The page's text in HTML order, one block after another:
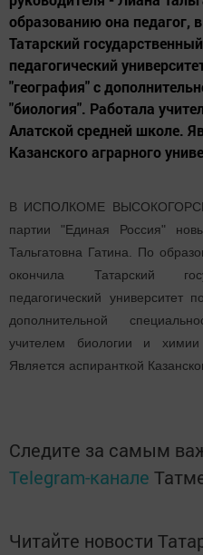
образованию она педагог,
Татарский
педагогический
"география" с
"биология". Работала
Алатской средней школе.
Казанского аграрного
В ИСПОЛКОМЕ
партии "Единая Россия"
Тальгатовна Гатина. По
окончила Татарский
педагогический университет
дополнительной
учителем биологии и
Является аспиранткой
Следите за самым
Telegram-канале
Читайте новости